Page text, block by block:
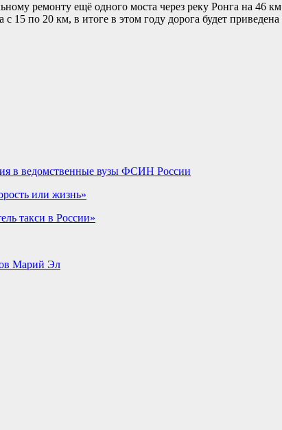
ремонту ещё одного моста через реку Ронга на 46
по 20 км, в итоге в этом году дорога будет
в ведомственные вузы ФСИН России
или жизнь»
такси в России»
Марий Эл